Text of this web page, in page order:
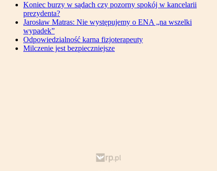
Koniec burzy w sądach czy pozorny spokój w kancelarii
prezydenta?
Jarosław Matras: Nie występujemy o ENA „na wszelki
wypadek”
Odpowiedzialność karna fizjoterapeuty
Milczenie jest bezpieczniejsze